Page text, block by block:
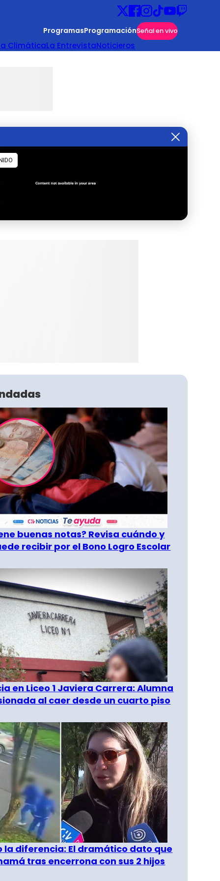
ProgramasProgramaciónSeñal en vivo
ClimáticaLa EntrevistaNoticieros
buenas notas? Revisa cuándo y
recibir por el Bono Logro Escolar
en Liceo 1 Javiera Carrera: Alumna
al caer desde un cuarto piso
la diferencia: El dramático dato que
tras encerrona con sus 2 hijos